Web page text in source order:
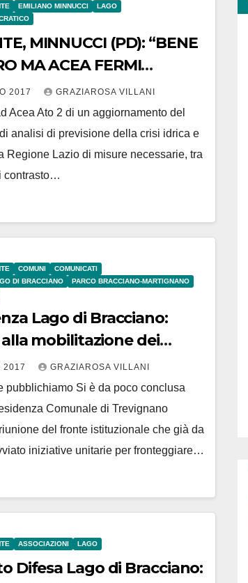
EMILIANO MINNUCCI
LAGO
MINNUCCI (PD): “BENE
MA ACEA FERMI
2017 GRAZIAROSA VILLANI
Acea Ato 2 di un aggiornamento del
analisi di previsione della crisi idrica e
Regione Lazio di misure necessarie, tra
contrasto…
COMUNI
COMUNICATI
DI BRACCIANO
PARCO BRACCIANO-MARTIGNANO
Lago di Bracciano:
mobilitazione dei
Parco e Consorzio
2017 GRAZIAROSA VILLANI
pubblichiamo Si è da poco conclusa
Comunale di Trevignano
del fronte istituzionale che già da
iniziative unitarie per fronteggiare…
ASSOCIAZIONI LAGO
Difesa Lago di Bracciano: